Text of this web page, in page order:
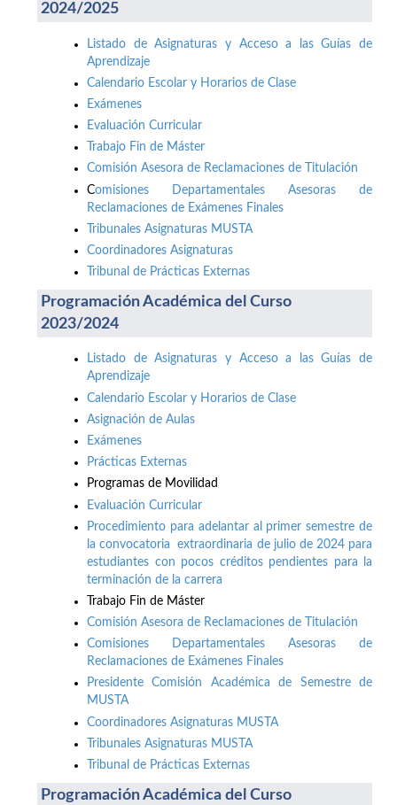
2024/2025
Listado de Asignaturas y Acceso a las Guías de
Aprendizaje
Calendario Escolar y Horarios de Clase
Exámenes
Evaluación Curricular
Trabajo Fin de Máster
Comisión Asesora de Reclamaciones de Titulación
Comisiones Departamentales Asesoras de
Reclamaciones de Exámenes Finales
Tribunales Asignaturas MUSTA
Coordinadores Asignaturas
Tribunal de Prácticas Externas
Programación Académica del Curso
2023/2024
Listado de Asignaturas y Acceso a las Guías de
Aprendizaje
Calendario Escolar y Horarios de Clase
Asignación de Aulas
Exámenes
Prácticas Externas
Programas de Movilidad
Evaluación Curricular
Procedimiento para adelantar al primer semestre de
la convocatoria extraordinaria de julio de 2024 para
estudiantes con pocos créditos pendientes para la
terminación de la carrera
Trabajo Fin de Máster
Comisión Asesora de Reclamaciones de Titulación
Comisiones Departamentales Asesoras de
Reclamaciones de Exámenes Finales
Presidente Comisión Académica de Semestre de
MUSTA
Coordinadores Asignaturas MUSTA
Tribunales Asignaturas MUSTA
Tribunal de Prácticas Externas
Programación Académica del Curso